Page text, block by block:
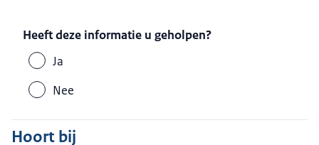
Heeft deze informatie u geholpen?
Ja
Nee
Hoort bij